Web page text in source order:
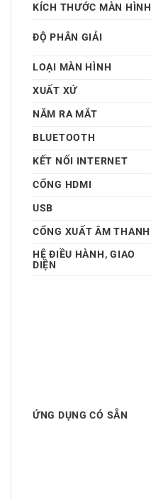
KÍCH THƯỚC MÀN HÌNH
ĐỘ PHÂN GIẢI
LOẠI MÀN HÌNH
XUẤT XỨ
NĂM RA MẮT
BLUETOOTH
KẾT NỐI INTERNET
CỔNG HDMI
USB
CỔNG XUẤT ÂM THANH
HỆ ĐIỀU HÀNH, GIAO
DIỆN
ỨNG DỤNG CÓ SẴN